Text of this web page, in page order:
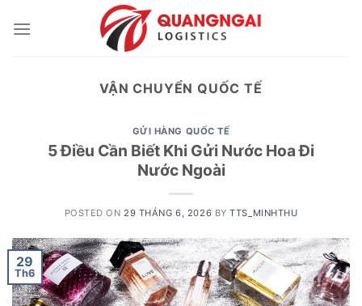
VẬN CHUYỂN QUỐC TẾ
GỬI HÀNG QUỐC TẾ
5 Điều Cần Biết Khi Gửi Nước Hoa Đi
Nước Ngoài
POSTED ON 29 THÁNG 6, 2026 BYTTS_MINHTHU
29
Th6